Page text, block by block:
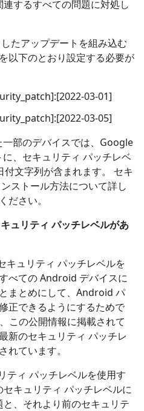
するすべての問題に対処し
たアップデートを組み込む
以下のとおり設定する必要が
03-01]
03-05]
部のデバイスでは、Google
、セキュリティ パッチレベ
文字列が含まれます。 セキ
ストール方法について詳し
ださい。
ュリティ パッチレベルがあ
キュリティ パッチレベルを
べての Android デバイスに
まとめにして、Android パ
正できるようにするためで
この公開情報に掲載されて
新のセキュリティ パッチレ
れています。
ティ パッチレベルを使用す
キュリティ パッチレベルに
、それより前のセキュリテ